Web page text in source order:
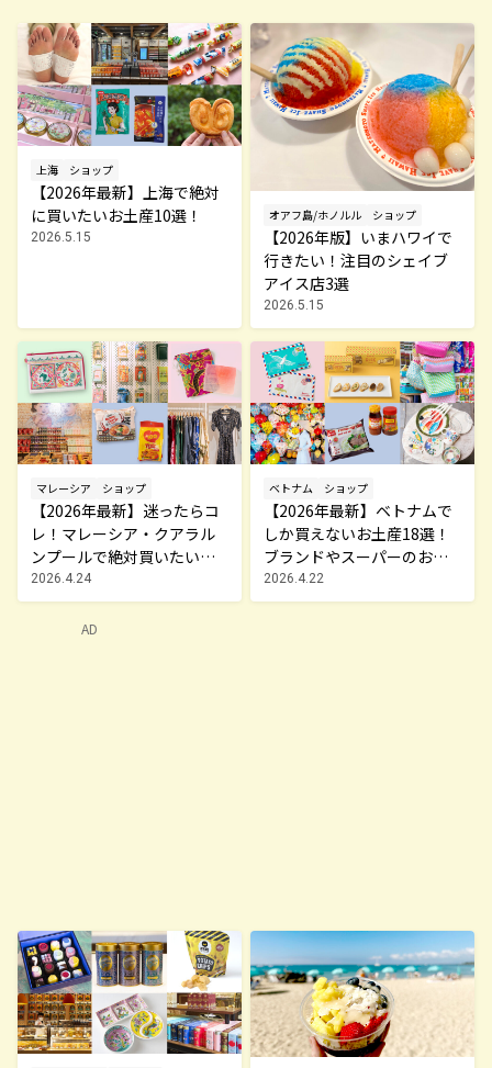
上海 ショップ
【2026年最新】上海で絶対
に買いたいお土産10選！
2026.5.15
オアフ島/ホノルル ショップ
【2026年版】いまハワイで
行きたい！注目のシェイブ
アイス店3選
2026.5.15
マレーシア ショップ
【2026年最新】迷ったらコ
レ！マレーシア・クアラル
ンプールで絶対買いたいお
土産15選
2026.4.24
ベトナム ショップ
【2026年最新】ベトナムで
しか買えないお土産18選！
ブランドやスーパーのお菓
子や雑貨まで紹介
2026.4.22
AD